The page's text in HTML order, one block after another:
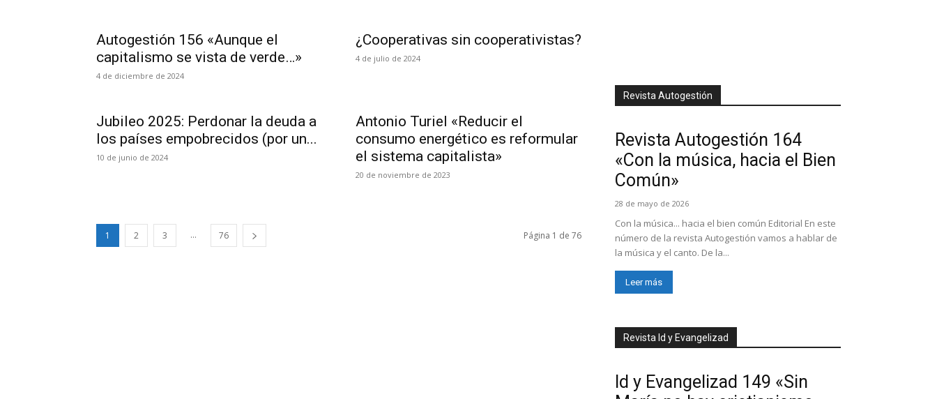
Autogestión 156 «Aunque el
capitalismo se vista de verde…»
4 de diciembre de 2024
¿Cooperativas sin cooperativistas?
4 de julio de 2024
Jubileo 2025: Perdonar la deuda a
los países empobrecidos (por un...
10 de junio de 2024
Antonio Turiel «Reducir el
consumo energético es reformular
el sistema capitalista»
20 de noviembre de 2023
1 2 3 ... 76 Página 1 de 76
Revista Autogestión
Revista Autogestión 164
«Con la música, hacia el Bien
Común»
28 de mayo de 2026
Con la música... hacia el bien común Editorial En este
número de la revista Autogestión vamos a hablar de
la música y el canto. De la...
Leer más
Revista Id y Evangelizad
Id y Evangelizad 149 «Sin